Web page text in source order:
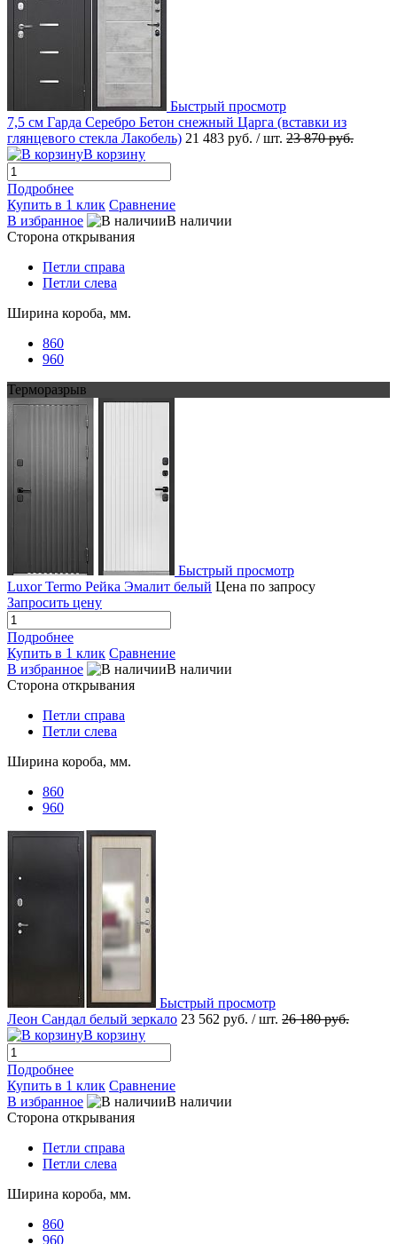
Быстрый просмотр
7,5 см Гарда Серебро Бетон снежный Царга (вставки из
глянцевого стекла Лакобель) 21 483 руб. / шт. 23 870 руб.
В корзину
Подробнее
Купить в 1 клик Сравнение
В избранное
В наличии
Сторона открывания
Петли справа
Петли слева
Ширина короба, мм.
860
960
Терморазрыв
Быстрый просмотр
Luxor Termo Рейка Эмалит белый Цена по запросу
Запросить цену
Подробнее
Купить в 1 клик Сравнение
В избранное
В наличии
Сторона открывания
Петли справа
Петли слева
Ширина короба, мм.
860
960
Быстрый просмотр
Леон Сандал белый зеркало 23 562 руб. / шт. 26 180 руб.
В корзину
Подробнее
Купить в 1 клик Сравнение
В избранное
В наличии
Сторона открывания
Петли справа
Петли слева
Ширина короба, мм.
860
960